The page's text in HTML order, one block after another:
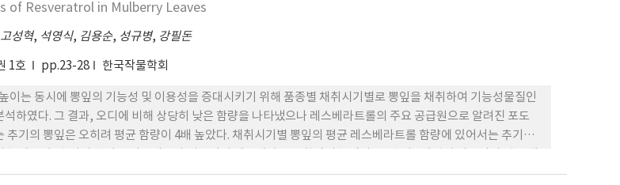
of Resveratrol in Mulberry Leaves
고성혁, 석영식, 김용순, 성규병, 강필돈
1호 pp.23-28 한국작물학회
이는 동시에 뽕잎의 기능성 및 이용성을 증대시키기 위해 품종별 채취시기별로 뽕잎을 채취하여 기능성물질인
석하였다. 그 결과, 오디에 비해 상당히 낮은 함량을 나타냈으나 레스베라트롤의 주요 공급원으로 알려진 포도
추기의 뽕잎은 오히려 평균 함량이 4배 높았다. 채취시기별 뽕잎의 평균 레스베라트롤 함량에 있어서는 추기의
100g 이었으며 뽕잎의 성숙시기가 경과함에 따라 165, 209, 359ug/100g 으로 증가하였다. 하벌 후 새로 자